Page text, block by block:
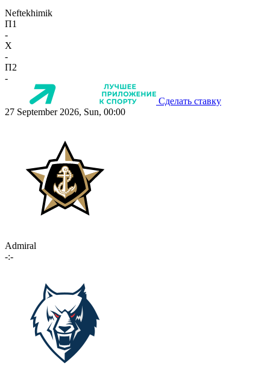
Neftekhimik
П1
-
X
-
П2
-
Сделать ставку
27 September 2026, Sun, 00:00
Admiral
-:-